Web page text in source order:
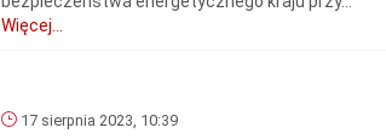
Więcej...
17 sierpnia 2023, 10:39